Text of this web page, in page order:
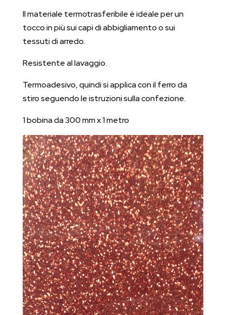
Il materiale termotrasferibile è ideale per un
tocco in più sui capi di abbigliamento o sui
tessuti di arredo.
Resistente al lavaggio.
Termoadesivo, quindi si applica con il ferro da
stiro seguendo le istruzioni sulla confezione.
1 bobina da 300 mm x 1 metro